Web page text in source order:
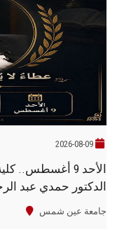
2026-08-09
الأحد 9
الدكتور حمدي عبد
جامعة عين شمس